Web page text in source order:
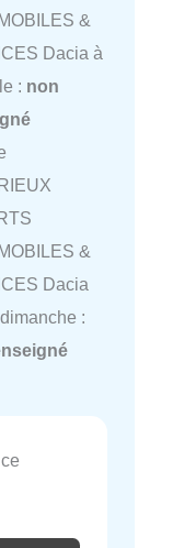
&
Dacia à
: non
&
Dacia
: